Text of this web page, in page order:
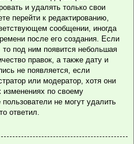
и удалять только свои
перейти к редактированию,
сообщении, иногда
после его создания. Если
под ним появится небольшая
правок, а также дату и
не появляется, если
или модератор, хотя они
изменениях по своему
не могут удалить
ответил.